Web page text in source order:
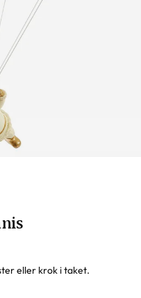
eller krok i taket.